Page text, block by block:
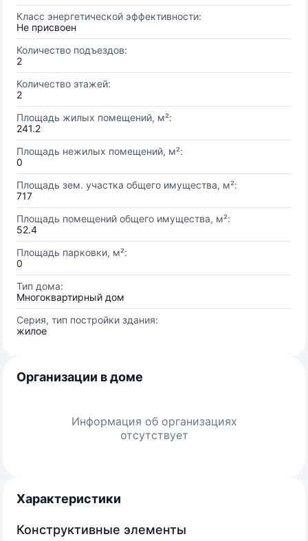
Класс энергетической эффективности:
Не присвоен
Количество подъездов:
2
Количество этажей:
2
Площадь жилых помещений, м²:
241.2
Площадь нежилых помещений, м²:
0
Площадь зем. участка общего имущества, м²:
717
Площадь помещений общего имущества, м²:
52.4
Площадь парковки, м²:
0
Тип дома:
Многоквартирный дом
Серия, тип постройки здания:
жилое
Организации в доме
Информация об организациях
отсутствует
Характеристики
Конструктивные элементы